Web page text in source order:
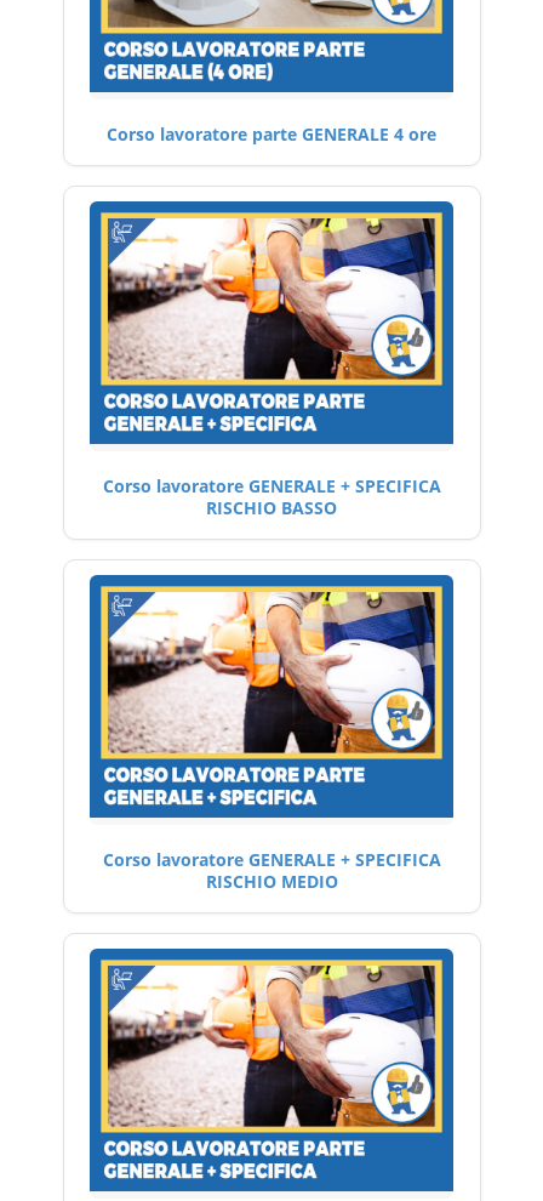
Corso lavoratore parte GENERALE 4 ore
Corso lavoratore GENERALE + SPECIFICA
RISCHIO BASSO
Corso lavoratore GENERALE + SPECIFICA
RISCHIO MEDIO